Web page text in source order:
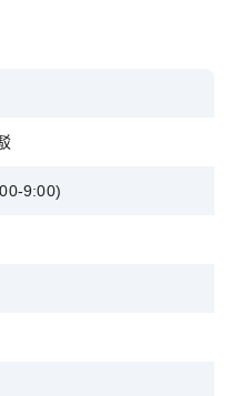
驗與即時確認。
9:00)